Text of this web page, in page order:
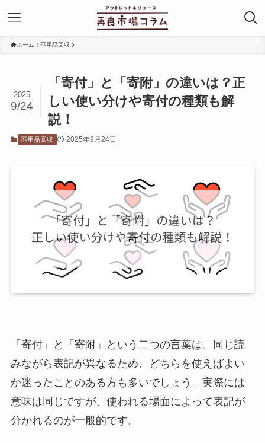
ホーム 不用品回収
「寄付」と「寄附」の違いは？正
しい使い分けや寄付の種類も解
説！
2025
9/24
不用品回収 2025年9月24日
「寄付」と「寄附」という二つの言葉は、同じ読
みながら表記が異なるため、どちらを使えばよい
か迷ったことのある方も多いでしょう。実際には
意味は同じですが、使われる場面によって表記が
分かれるのが一般的です。